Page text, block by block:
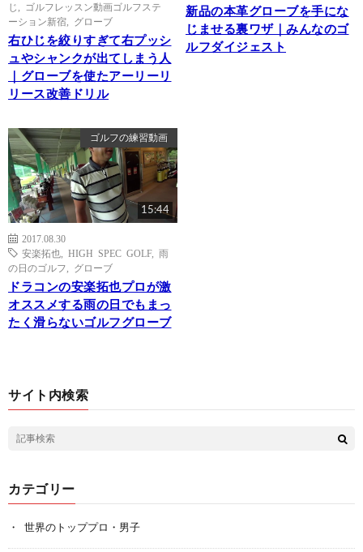
じ
ゴルフレッスン動画ゴルフステ
ーション新宿
グローブ
右ひじを絞りすぎて右プッシ
ュやシャンクが出てしまう人
｜グローブを使たアーリーリ
リース改善ドリル
新品の本革グローブを手にな
じませる裏ワザ｜みんなのゴ
ルフダイジェスト
ゴルフの練習動画
15:44
2017.08.30
安楽拓也
HIGH SPEC GOLF, 雨
の日のゴルフ
グローブ
ドラコンの安楽拓也プロが激
オススメする雨の日でもまっ
たく滑らないゴルフグローブ
サイト内検索
カテゴリー
世界のトッププロ・男子